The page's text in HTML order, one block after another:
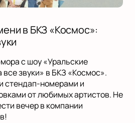
в БКЗ «Космос»:
с шоу «Уральские
звуки» в БКЗ «Космос».
стендап-номерами и
от любимых артистов. Не
вечер в компании